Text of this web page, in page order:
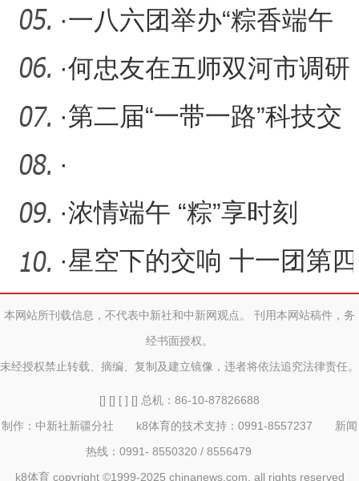
夜市第三届美食大赛活动
·一八六团举办“粽香端午
文化传承”活动
·何忠友在五师双河市调研
·第二届“一带一路”科技交
流大会将在成都举办
·
·浓情端午 “粽”享时刻
·星空下的交响 十一团第四
届乡村音乐节圆满闭幕
本网站所刊载信息，不代表中新社和中新网观点。 刊用本网站稿件，务
经书面授权。
未经授权禁止转载、摘编、复制及建立镜像，违者将依法追究法律责任。
[] [] [ ] [] 总机：86-10-87826688
制作：中新社新疆分社 k8体育的技术支持：0991-8557237 新闻
热线：0991- 8550320 / 8556479
k8体育 copyright ©1999-2025 chinanews.com. all rights reserved